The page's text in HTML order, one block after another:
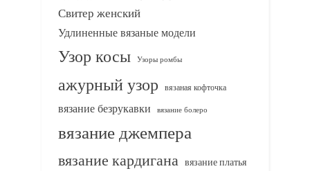
Свитер женский
Удлиненные вязаные модели
Узор косы Узоры ромбы
ажурный узор вязаная кофточка
вязание безрукавки вязание болеро
вязание джемпера
вязание кардигана вязание платья